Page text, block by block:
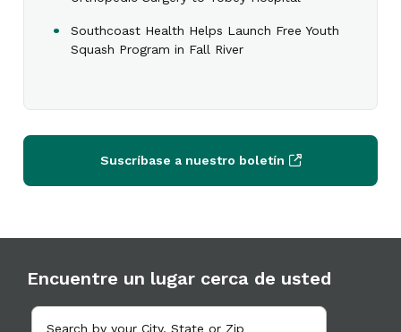
Southcoast Health Helps Launch Free Youth
Squash Program in Fall River
Suscríbase a nuestro boletín
Encuentre un lugar cerca de usted